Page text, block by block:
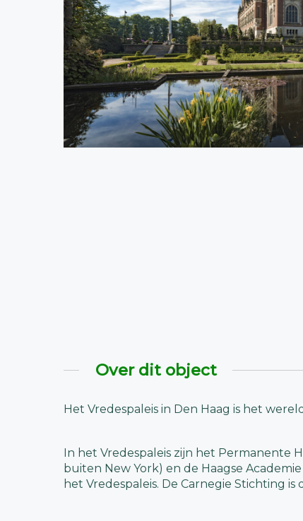
Over dit object
Het Vredespaleis in Den Haag is het
In het Vredespaleis zijn het Permanente
buiten New York) en de Haagse
het Vredespaleis. De Carnegie Stichting